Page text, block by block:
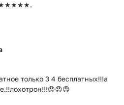
5★★★★★.
только 3 4 бесплатных!!!а